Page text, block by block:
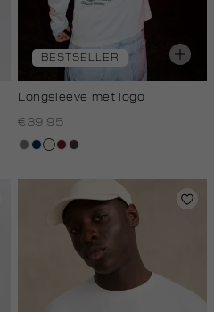
BESTSELLER
Longsleeve met logo
€39.95
middengrijs
donkerblauw
wit,
white
bordeaux
choco